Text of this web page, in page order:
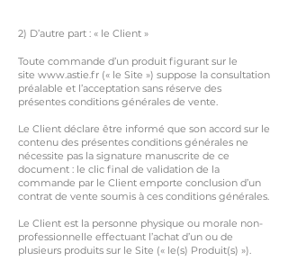
2) D’autre part : « le Client »
Toute commande d’un produit figurant sur le
site www.astie.fr (« le Site ») suppose la consultation
préalable et l’acceptation sans réserve des
présentes conditions générales de vente.
Le Client déclare être informé que son accord sur le
contenu des présentes conditions générales ne
nécessite pas la signature manuscrite de ce
document : le clic final de validation de la
commande par le Client emporte conclusion d’un
contrat de vente soumis à ces conditions générales.
Le Client est la personne physique ou morale non-
professionnelle effectuant l’achat d’un ou de
plusieurs produits sur le Site (« le(s) Produit(s) »).